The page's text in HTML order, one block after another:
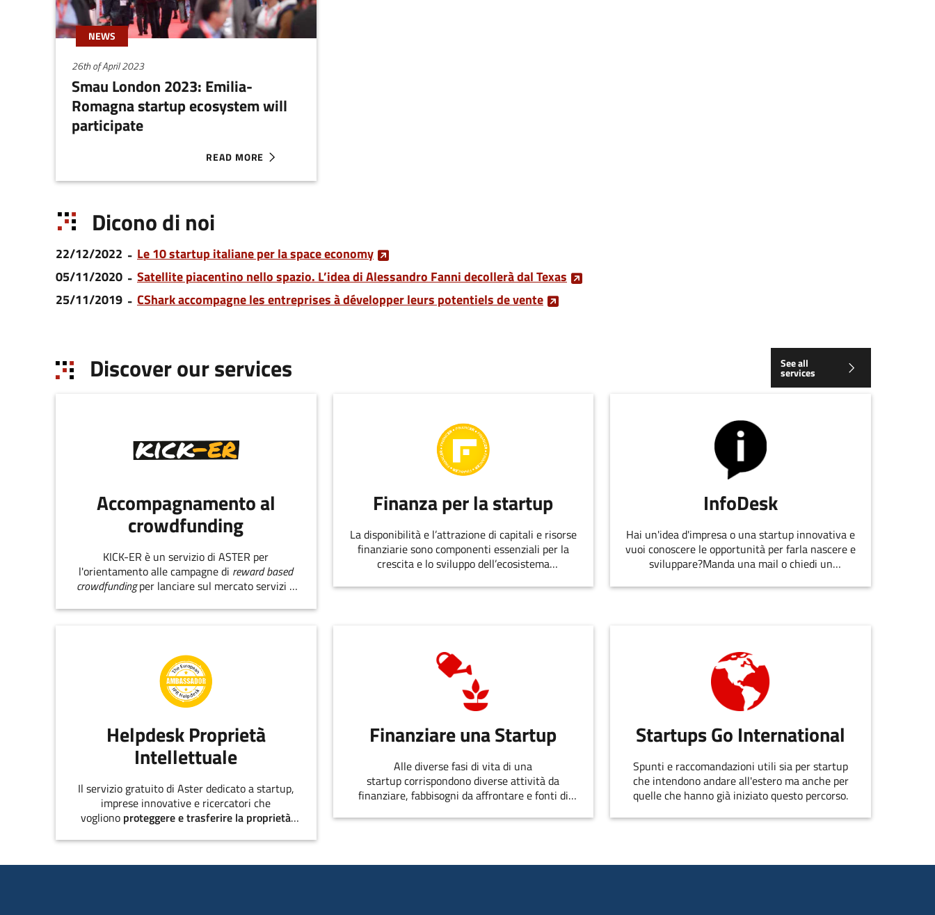
NEWS
26th of April 2023
Smau London 2023: Emilia-
Romagna startup ecosystem will
participate
READ MORE
ABOUT SMAU LONDON 2023: EMILIA-ROMAGNA STARTUP ECOSYSTEM WILL PARTICIPATE
Dicono di noi
22/12/2022
Le 10 startup italiane per la space economy
05/11/2020
Satellite piacentino nello spazio. L’idea di Alessandro Fanni decollerà dal Texas
25/11/2019
CShark accompagne les entreprises à développer leurs potentiels de vente
Discover our services See all
services
Accompagnamento al
crowdfunding
KICK-ER è un servizio di ASTER per
l'orientamento alle campagne di reward based
crowdfundingper lanciare sul mercato servizi e
Finanza per la startup
La disponibilità e l’attrazione di capitali e risorse
finanziarie sono componenti essenziali per la
crescita e lo sviluppo dell’ecosistema
InfoDesk
Hai un'idea d'impresa o una startup innovativa e
vuoi conoscere le opportunità per farla nascere e
sviluppare?Manda una mail o chiedi un
EmiliaRomagnaStartUp.
Helpdesk Proprietà
Intellettuale
Il servizio gratuito di Aster dedicato a startup,
imprese innovative e ricercatori che
vogliono proteggere e trasferire la proprietà
Finanziare una Startup
Alle diverse fasi di vita di una
startup corrispondono diverse attività da
finanziare, fabbisogni da affrontare e fonti di
Startups Go International
Spunti e raccomandazioni utili sia per startup
che intendono andare all'estero ma anche per
quelle che hanno già iniziato questo percorso.